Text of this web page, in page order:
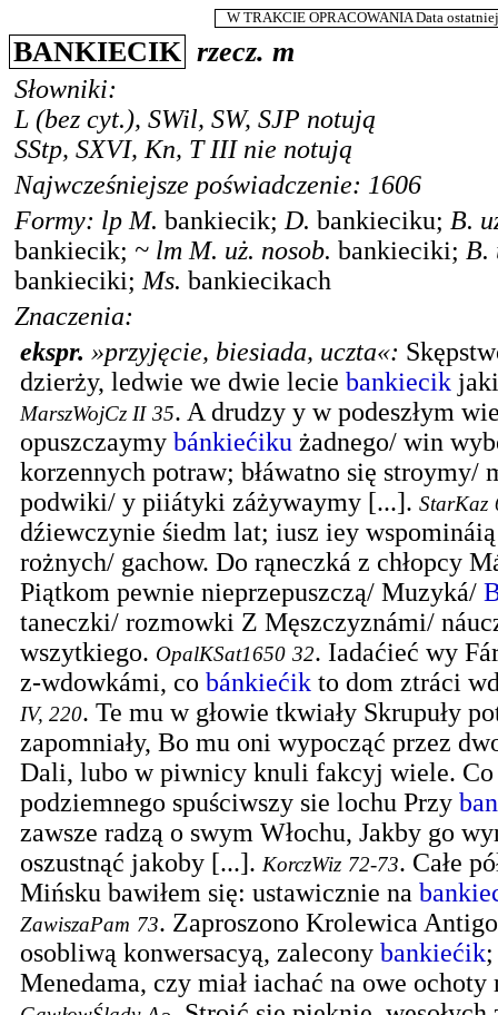
W TRAKCIE OPRACOWANIA Data
BANKIECIK rzecz. m
Słowniki:
L (bez cyt.), SWil, SW, SJP notują
SStp, SXVI, Kn, T IIInie notują
Najwcześniejsze poświadczenie: 1606
Formy: lp M. bankiecik; D. bankieciku; B.
bankiecik; ~ lm M. uż. nosob. bankieciki; B.
bankieciki; Ms. bankiecikach
Znaczenia:
ekspr. »przyjęcie, biesiada, uczta«:
dzierży, ledwie we dwie lecie bankiecik
MarszWojCz II 35. A drudzy y w podeszłym
opuszczaymy bánkiećiku żadnego/ win
korzennych potraw; błáwatno się stroymy/
podwiki/ y piiátyki záżywaymy [...]. StarKaz
dźiewczynie śiedm lat; iusz iey
rożnych/ gachow. Do rąneczká z chłopcy
Piątkom pewnie nieprzepuszczą/ Muzyká/
taneczki/ rozmowki Z Męszczyznámi/
wszytkiego. OpalKSat1650 32. Iadaćieć wy
z-wdowkámi, co bánkiećik to dom ztráci
IV, 220. Te mu w głowie tkwiały Skrupuły
zapomniały, Bo mu oni wypocząć przez
Dali, lubo w piwnicy knuli fakcyj wiele. Co
podziemnego spuściwszy sie lochu Przy
zawsze radzą o swym Włochu, Jakby go
oszustnąć jakoby [...]. KorczWiz 72-73. Całe
Mińsku bawiłem się: ustawicznie na
ZawiszaPam 73. Zaproszono Krolewica
osobliwą konwersacyą, zalecony bankiećik
Menedama, czy miał iachać na owe ochoty